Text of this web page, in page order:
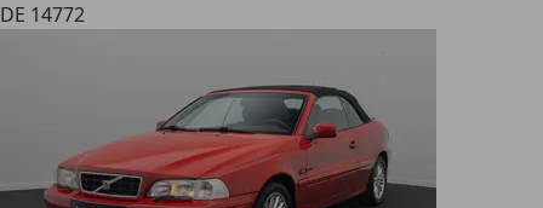
DE 14772